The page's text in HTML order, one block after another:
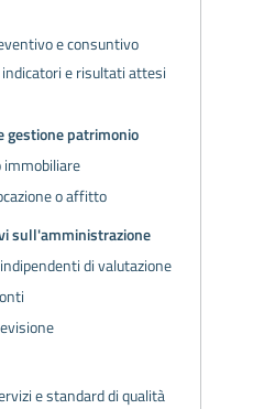
e consuntivo
indicatori e risultati attesi
gestione patrimonio
o affitto
sull'amministrazione
di valutazione
e standard di qualità